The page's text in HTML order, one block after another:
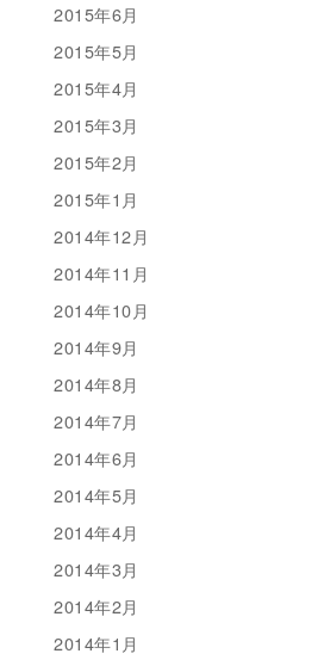
2015年6月
2015年5月
2015年4月
2015年3月
2015年2月
2015年1月
2014年12月
2014年11月
2014年10月
2014年9月
2014年8月
2014年7月
2014年6月
2014年5月
2014年4月
2014年3月
2014年2月
2014年1月